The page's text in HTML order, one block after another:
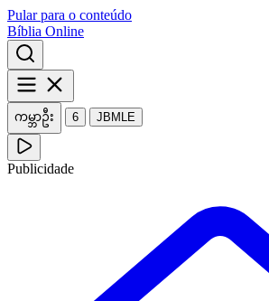
Pular para o conteúdo
Bíblia Online
ကမ္ဘာဦး 6 JBMLE
Publicidade